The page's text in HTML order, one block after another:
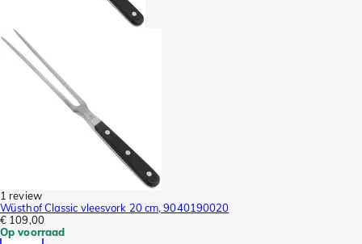
1 review
Wüsthof Classic vleesvork 20 cm, 9040190020
€ 109,00
Op voorraad